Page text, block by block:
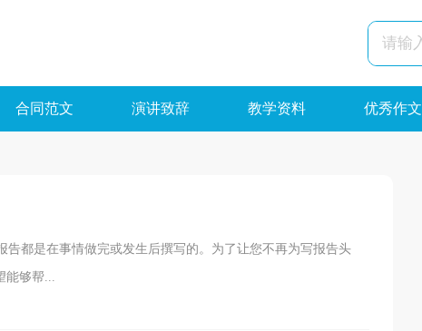
合同范文 演讲致辞 教学资料 优秀作文
都是在事情做完或发生后撰写的。为了让您不再为写报告头
能够帮...